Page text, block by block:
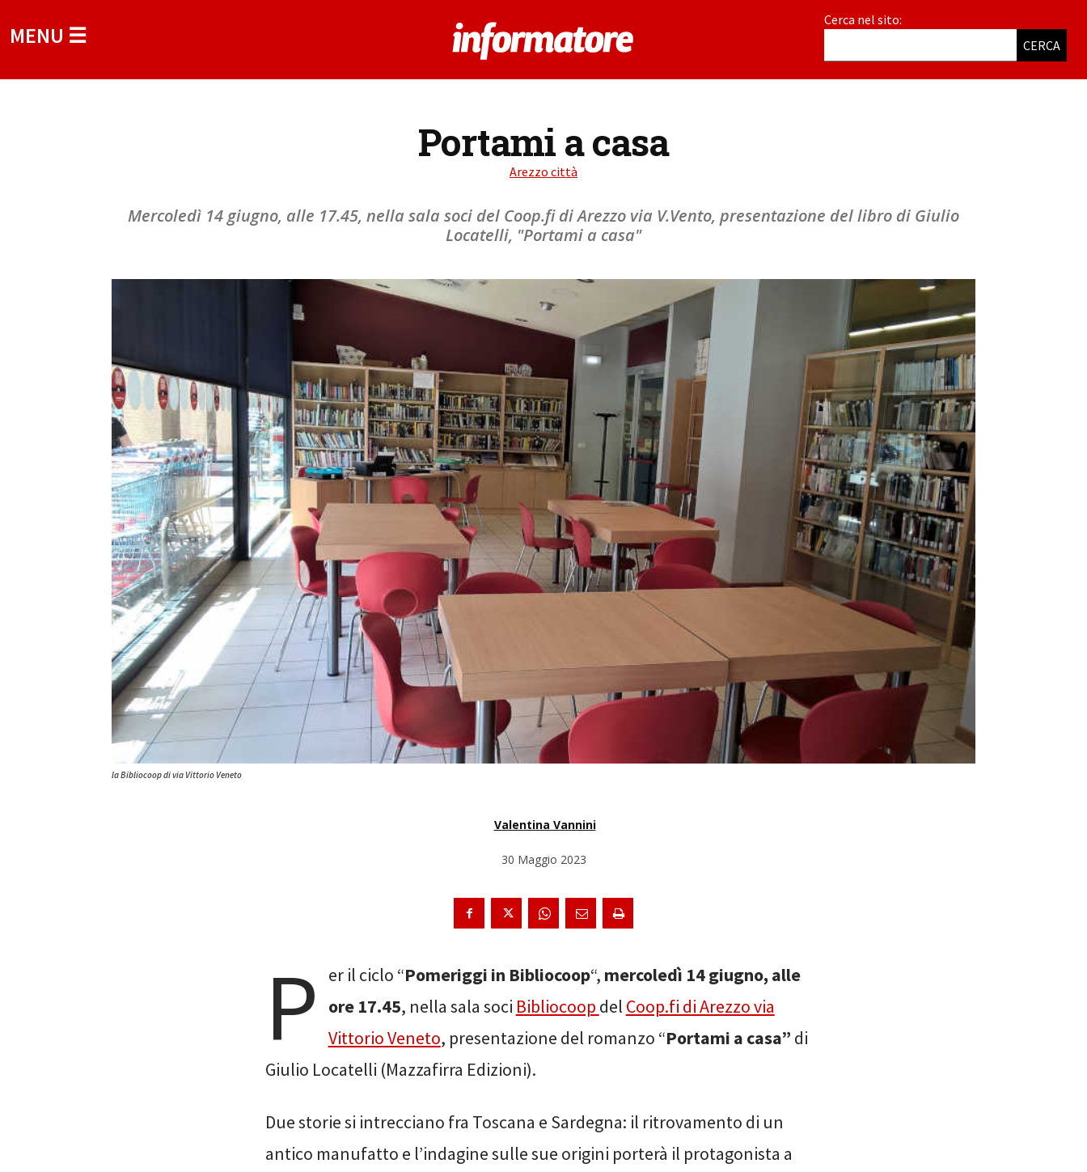
MENU ☰
Cerca nel sito:
CERCA
Portami a casa
Arezzo città
Mercoledì 14 giugno, alle 17.45, nella sala soci del Coop.fi di Arezzo via V.Vento, presentazione del libro di Giulio
Locatelli, "Portami a casa"
la Bibliocoop di via Vittorio Veneto
Valentina Vannini
30 Maggio 2023
P er il ciclo “Pomeriggi in Bibliocoop“, mercoledì 14 giugno, alle
ore 17.45, nella sala soci Bibliocoop del Coop.fi di Arezzo via
Vittorio Veneto, presentazione del romanzo “Portami a casa” di
Giulio Locatelli (Mazzafirra Edizioni).
Due storie si intrecciano fra Toscana e Sardegna: il ritrovamento di un
antico manufatto e l’indagine sulle sue origini porterà il protagonista a